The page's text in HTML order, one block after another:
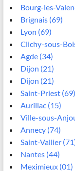
Bourg-les-
Brignais (69)
Lyon (69)
Clichy-sous-
Agde (34)
Dijon (21)
Dijon (21)
Saint-Priest (69)
Aurillac (15)
Ville-sous-
Annecy (74)
Saint-Vallier
Nantes (44)
Meximieux (01)